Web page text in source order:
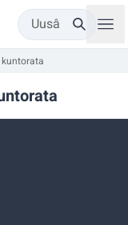
Uusâ